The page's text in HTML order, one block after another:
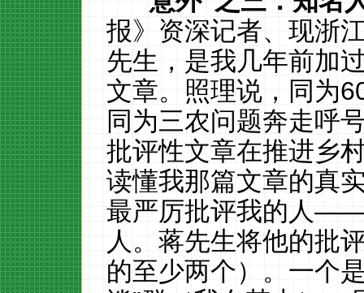
报》资深记者、现浙
先生，是我几年前加
文章。照理说，同为
同为三农问题奔走呼
批评性文章在推进乡
读懂我那篇文章的真
最严厉批评我的人
人。蒋先生将他的批
的至少两个）。一个